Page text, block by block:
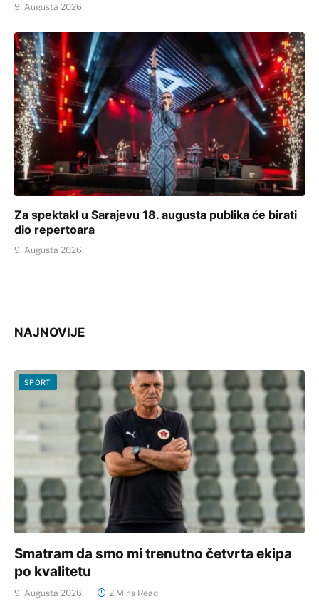
9. Augusta 2026.
Za spektakl u Sarajevu 18. augusta publika će birati
dio repertoara
9. Augusta 2026.
NAJNOVIJE
SPORT
Smatram da smo mi trenutno četvrta ekipa
po kvalitetu
9. Augusta 2026. 2 Mins Read